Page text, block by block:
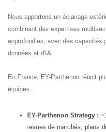
Nous apportons un éclairage
combinant des expertises
approfondies, avec des capacités
données et d'IA.
En France, EY-Parthenon réunit
équipes :
EY-Parthenon Strategy :
revues de marchés, plans